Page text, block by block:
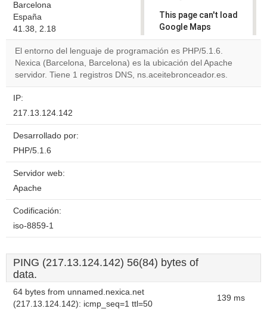
Barcelona
España
41.38, 2.18
This page can't load
Google Maps
correctly.
Do you
own this
El entorno del lenguaje de programación es PHP/5.1.6.
Nexica (Barcelona, Barcelona) es la ubicación del Apache
servidor. Tiene 1 registros DNS, ns.aceitebronceador.es.
IP:
217.13.124.142
Desarrollado por:
PHP/5.1.6
Servidor web:
Apache
Codificación:
iso-8859-1
PING (217.13.124.142) 56(84) bytes of
data.
64 bytes from unnamed.nexica.net
(217.13.124.142): icmp_seq=1 ttl=50
139 ms